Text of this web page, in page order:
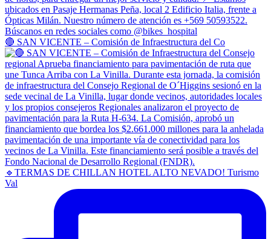
🔴 SAN VICENTE – Comisión de Infraestructura del Co
🔹TERMAS DE CHILLAN HOTEL ALTO NEVADO! Turismo
Val